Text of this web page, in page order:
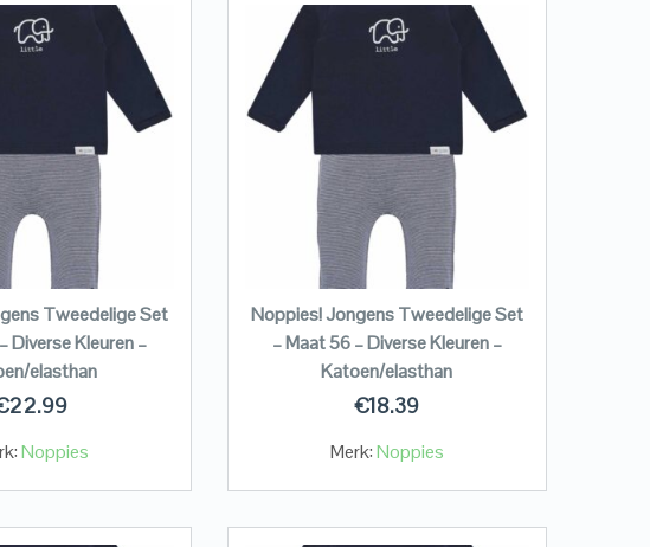
Tweedelige Set
Diverse Kleuren –
elasthan
22.99
Noppies
Noppies! Jongens Tweedelige Set
– Maat 56 – Diverse Kleuren –
Katoen/elasthan
€18.39
Merk:Noppies